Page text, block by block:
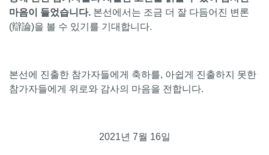
마음이 들었습니다. 본선에서는 조금 더 잘 다듬어진 변론
(辯論)을 볼 수 있기를 기대합니다.
본선에 진출한 참가자들에게 축하를, 아쉽게 진출하지 못한
참가자들에게 위로와 감사의 마음을 전합니다.
2021년 7월 16일